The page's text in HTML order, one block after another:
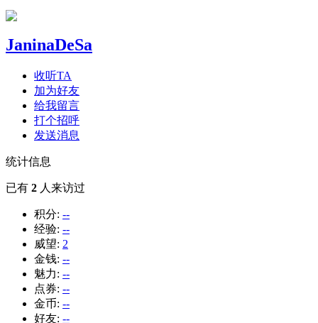
JaninaDeSa
收听TA
加为好友
给我留言
打个招呼
发送消息
统计信息
已有 2 人来访过
积分: --
经验: --
威望: 2
金钱: --
魅力: --
点券: --
金币: --
好友: --